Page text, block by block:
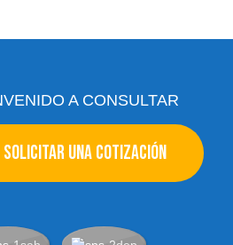
Recarga de tinta de
transferencia de calor
gran formato...
A CONSULTAR
SOLICITAR UNA COTIZACIÓN